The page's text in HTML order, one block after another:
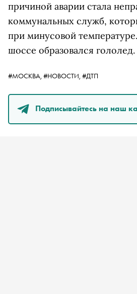
причиной аварии стала
коммунальных служб,
при минусовой
шоссе образовался гололед.
#МОСКВА, #НОВОСТИ, #ДТП
Подписывайтесь на наш